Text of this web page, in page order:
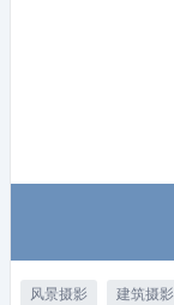
风景摄影 建筑摄影